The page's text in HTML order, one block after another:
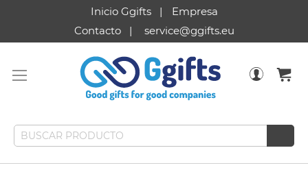
Inicio Ggifts
Empresa
Contacto
service@ggifts.eu